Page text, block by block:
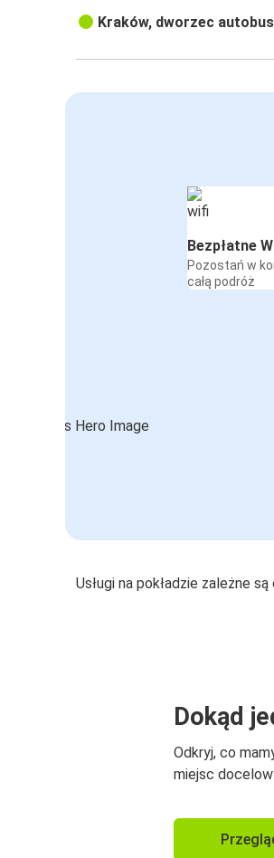
Kraków, dworzec
Bezpłatne
Pozostań w
całą podróż
Usługi na pokładzie zależne
Dokąd
Odkryj, co
miejsc